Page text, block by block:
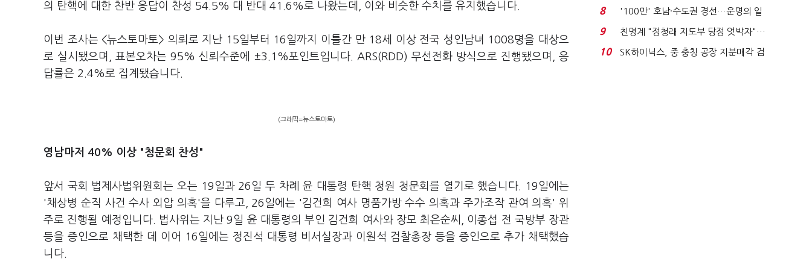
의 탄핵에 대한 찬반 응답이 찬성 54.5% 대 반대 41.6%로 나왔는데, 이와 비슷한 수치를 유지했습니다.
이번 조사는 <뉴스토마토> 의뢰로 지난 15일부터 16일까지 이틀간 만 18세 이상 전국 성인남녀 1008명을 대상으
로 실시됐으며, 표본오차는 95% 신뢰수준에 ±3.1%포인트입니다. ARS(RDD) 무선전화 방식으로 진행됐으며, 응
답률은 2.4%로 집계됐습니다.
(그래픽=뉴스토마토)
영남마저 40% 이상 "청문회 찬성"
앞서 국회 법제사법위원회는 오는 19일과 26일 두 차례 윤 대통령 탄핵 청원 청문회를 열기로 했습니다. 19일에는
'채상병 순직 사건 수사 외압 의혹'을 다루고, 26일에는 '김건희 여사 명품가방 수수 의혹과 주가조작 관여 의혹' 위
주로 진행될 예정입니다. 법사위는 지난 9일 윤 대통령의 부인 김건희 여사와 장모 최은순씨, 이종섭 전 국방부 장관
등을 증인으로 채택한 데 이어 16일에는 정진석 대통령 비서실장과 이원석 검찰총장 등을 증인으로 추가 채택했습
니다.
노동자는 강행군…'야...
8
'100만' 호남·수도권 경선…운명의 일
주일
9
친명계 "정청래 지도부 당정 엇박자"…
친청계 "신천지 오...
10
SK하이닉스, 중 충칭 공장 지분매각 검